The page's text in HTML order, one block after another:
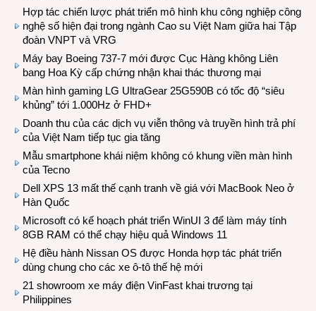
Hợp tác chiến lược phát triển mô hình khu công nghiệp công
nghệ số hiện đại trong ngành Cao su Việt Nam giữa hai Tập
đoàn VNPT và VRG
Máy bay Boeing 737-7 mới được Cục Hàng không Liên
bang Hoa Kỳ cấp chứng nhận khai thác thương mại
Màn hình gaming LG UltraGear 25G590B có tốc độ “siêu
khủng” tới 1.000Hz ở FHD+
Doanh thu của các dịch vụ viễn thông và truyền hình trả phí
của Việt Nam tiếp tục gia tăng
Mẫu smartphone khái niệm không có khung viền màn hình
của Tecno
Dell XPS 13 mất thế cạnh tranh về giá với MacBook Neo ở
Hàn Quốc
Microsoft có kế hoạch phát triển WinUI 3 để làm máy tính
8GB RAM có thể chạy hiệu quả Windows 11
Hệ điều hành Nissan OS được Honda hợp tác phát triển
dùng chung cho các xe ô-tô thế hệ mới
21 showroom xe máy điện VinFast khai trương tại
Philippines